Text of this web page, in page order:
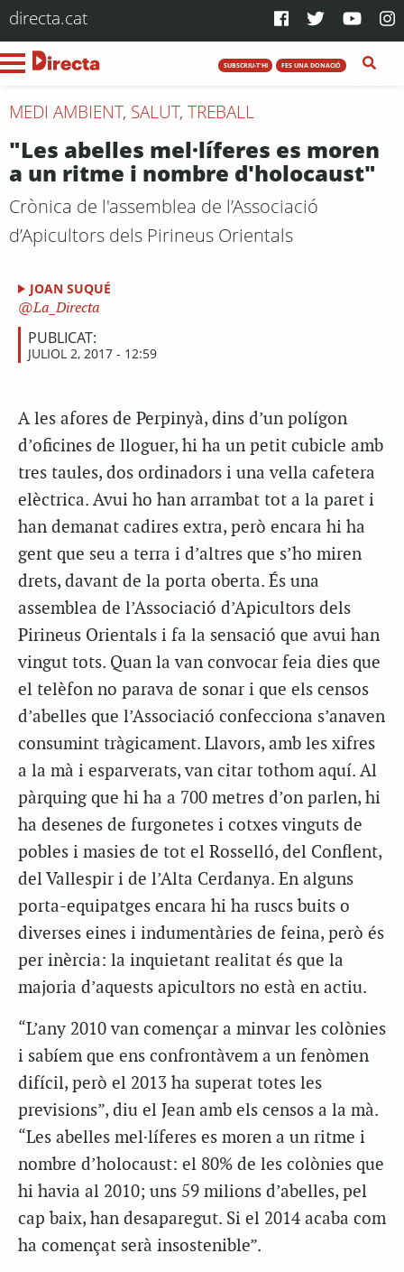
directa.cat
SUBSCRIU-T'HI FES UNA DONACIÓ
MEDI AMBIENT, SALUT, TREBALL
"Les abelles mel·líferes es moren
a un ritme i nombre d'holocaust"
Crònica de l'assemblea de l’Associació
d’Apicultors dels Pirineus Orientals
JOAN SUQUÉ
La_Directa
PUBLICAT:
JULIOL 2, 2017 - 12:59
A les afores de Perpinyà, dins d’un polígon
d’oficines de lloguer, hi ha un petit cubicle amb
tres taules, dos ordinadors i una vella cafetera
elèctrica. Avui ho han arrambat tot a la paret i
han demanat cadires extra, però encara hi ha
gent que seu a terra i d’altres que s’ho miren
drets, davant de la porta oberta. És una
assemblea de l’Associació d’Apicultors dels
Pirineus Orientals i fa la sensació que avui han
vingut tots. Quan la van convocar feia dies que
el telèfon no parava de sonar i que els censos
d’abelles que l’Associació confecciona s’anaven
consumint tràgicament. Llavors, amb les xifres
a la mà i esparverats, van citar tothom aquí. Al
pàrquing que hi ha a 700 metres d’on parlen, hi
ha desenes de furgonetes i cotxes vinguts de
pobles i masies de tot el Rosselló, del Conflent,
del Vallespir i de l’Alta Cerdanya. En alguns
porta-equipatges encara hi ha ruscs buits o
diverses eines i indumentàries de feina, però és
per inèrcia: la inquietant realitat és que la
majoria d’aquests apicultors no està en actiu.
“L’any 2010 van començar a minvar les colònies
i sabíem que ens confrontàvem a un fenòmen
difícil, però el 2013 ha superat totes les
previsions”, diu el Jean amb els censos a la mà.
“Les abelles mel·líferes es moren a un ritme i
nombre d’holocaust: el 80% de les colònies que
hi havia al 2010; uns 59 milions d’abelles, pel
cap baix, han desaparegut. Si el 2014 acaba com
ha començat serà insostenible”.